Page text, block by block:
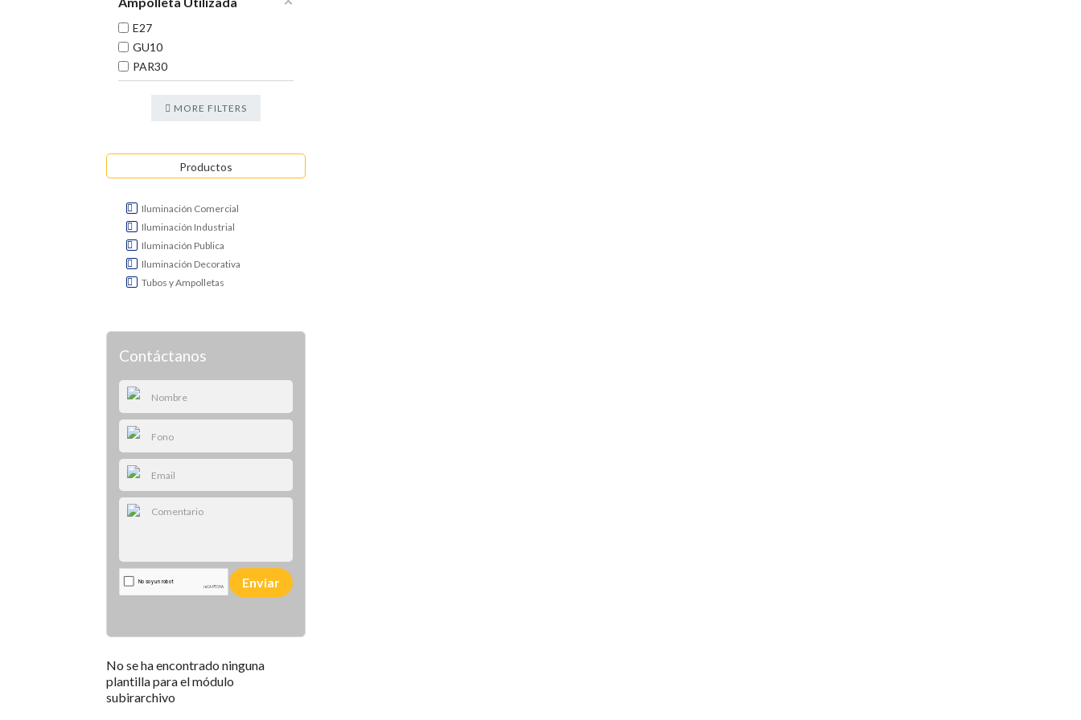
E27
GU10
PAR30
MORE FILTERS
Productos
Iluminación Comercial

Iluminación Industrial

Iluminación Publica

Iluminación Decorativa

Tubos y Ampolletas

Contáctanos
Enviar
No se ha encontrado ninguna
plantilla para el módulo
subirarchivo